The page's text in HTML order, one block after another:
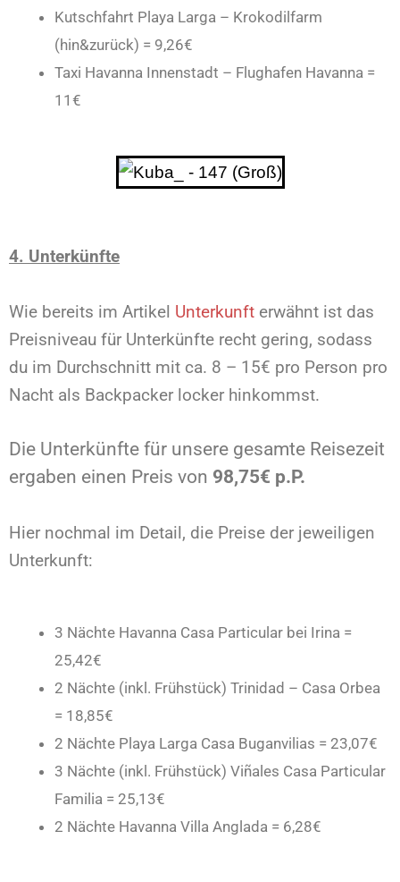
Kutschfahrt Playa Larga – Krokodilfarm
(hin&zurück) = 9,26€
Taxi Havanna Innenstadt – Flughafen Havanna =
11€
4. Unterkünfte
Wie bereits im Artikel Unterkunft erwähnt ist das
Preisniveau für Unterkünfte recht gering, sodass
du im Durchschnitt mit ca. 8 – 15€ pro Person pro
Nacht als Backpacker locker hinkommst.
Die Unterkünfte für unsere gesamte Reisezeit
ergaben einen Preis von 98,75€ p.P.
Hier nochmal im Detail, die Preise der jeweiligen
Unterkunft:
3 Nächte Havanna Casa Particular bei Irina =
25,42€
2 Nächte (inkl. Frühstück) Trinidad – Casa Orbea
= 18,85€
2 Nächte Playa Larga Casa Buganvilias = 23,07€
3 Nächte (inkl. Frühstück) Viñales Casa Particular
Familia = 25,13€
2 Nächte Havanna Villa Anglada = 6,28€